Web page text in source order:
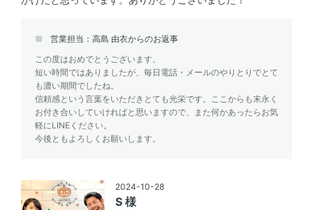
営業担当：高島 由衣からのお返事
この度はおめでとうございます。
短い時間ではありましたが、毎日電話・メールのやりとりでとて
も濃い期間でしたね。
信頼感という言葉をいただきとても光栄です。ここからも末永く
お付き合いしていければと思いますので、また何かあったらお気
軽にLINEください。
今後ともよろしくお願いします。
2024-10-28
S 様